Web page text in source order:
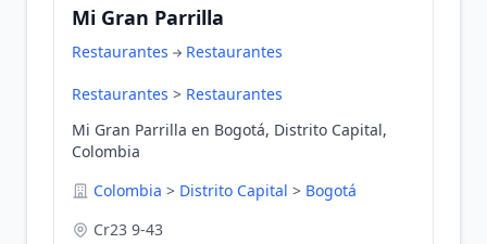
Mi Gran Parrilla
Restaurantes Restaurantes
Restaurantes > Restaurantes
Mi Gran Parrilla en Bogotá, Distrito Capital,
Colombia
Colombia > Distrito Capital > Bogotá
Cr23 9-43